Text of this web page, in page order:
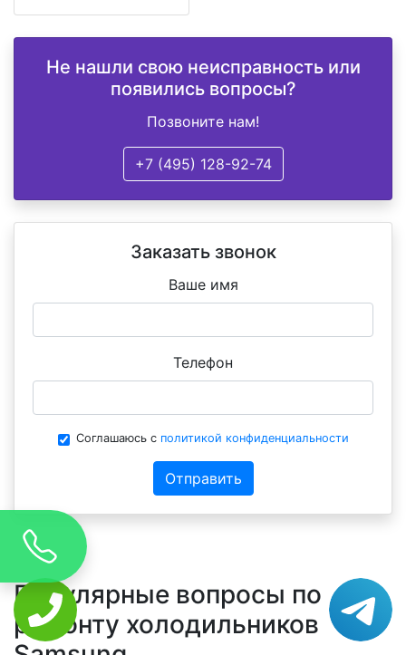
Не нашли свою неисправность или
появились вопросы?
Позвоните нам!
+7 (495) 128-92-74
Заказать звонок
Ваше имя
Телефон
Соглашаюсь с политикой конфиденциальности
Отправить
Популярные вопросы по
ремонту холодильников